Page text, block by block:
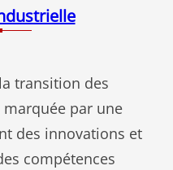
transition des
marquée par une
des innovations et
compétences